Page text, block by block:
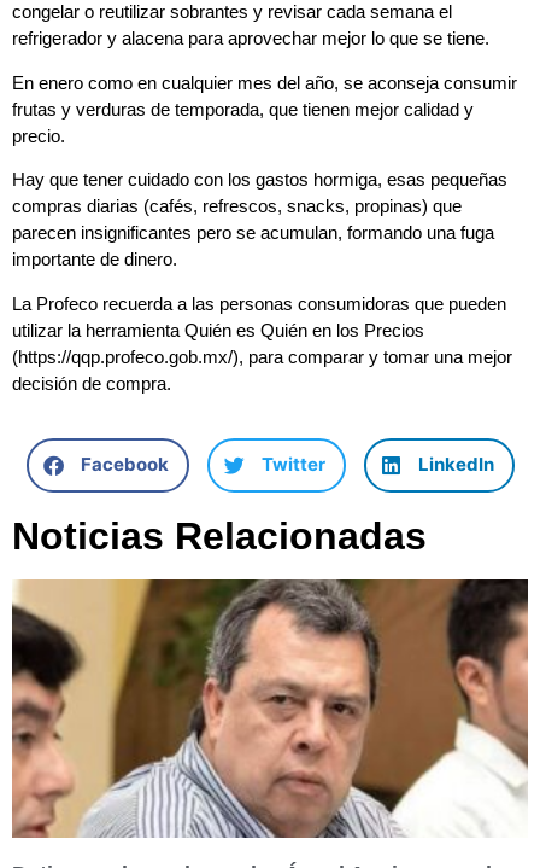
congelar o reutilizar sobrantes y revisar cada semana el
refrigerador y alacena para aprovechar mejor lo que se tiene.
En enero como en cualquier mes del año, se aconseja consumir
frutas y verduras de temporada, que tienen mejor calidad y
precio.
Hay que tener cuidado con los gastos hormiga, esas pequeñas
compras diarias (cafés, refrescos, snacks, propinas) que
parecen insignificantes pero se acumulan, formando una fuga
importante de dinero.
La Profeco recuerda a las personas consumidoras que pueden
utilizar la herramienta Quién es Quién en los Precios
(https://qqp.profeco.gob.mx/), para comparar y tomar una mejor
decisión de compra.
Facebook Twitter LinkedIn
Noticias Relacionadas